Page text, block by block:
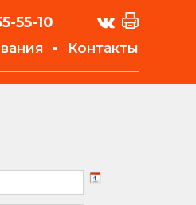
55-10
Контакты